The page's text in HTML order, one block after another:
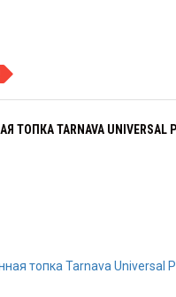
ТОПКА TARNAVA UNIVERSAL